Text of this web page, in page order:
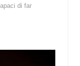
di far